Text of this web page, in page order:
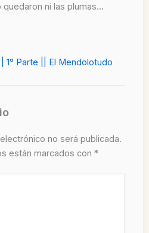
ni las plumas…
1° Parte || El Mendolotudo
no será publicada.
están marcados con *